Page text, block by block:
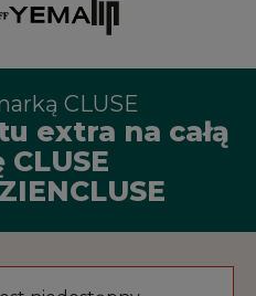
CLUSE
extra na całą